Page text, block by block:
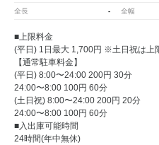
全長 - 全幅
■上限料金
(平日) 1日最大 1,700円 ※土日祝は上
【通常駐車料金】
(平日) 8:00〜24:00 200円 30分
24:00〜8:00 100円 60分
(土日祝) 8:00〜24:00 200円 20分
24:00〜8:00 100円 60分
■入出庫可能時間
24時間(年中無休)